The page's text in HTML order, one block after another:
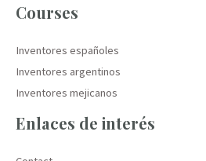
Courses
Inventores españoles
Inventores argentinos
Inventores mejicanos
Enlaces de interés